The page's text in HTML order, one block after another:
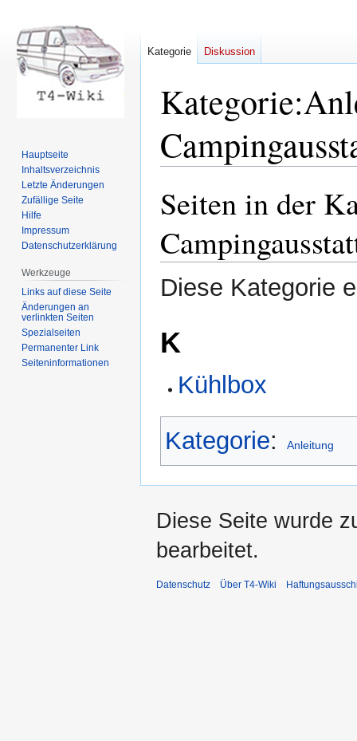
Kategorie:
Navigation
Suche
Seiten in der
Diese Kategorie
K
Kühlbox
Kategorie: Anleitung
Kategorie Diskussion
Hauptseite
Inhaltsverzeichnis
Letzte Änderungen
Zufällige Seite
Hilfe
Impressum
Datenschutzerklärung
Werkzeuge
Links auf diese Seite
Änderungen an
verlinkten Seiten
Spezialseiten
Permanenter Link
Seiten­informationen
Diese Seite wurde
bearbeitet.
Datenschutz Über T4-Wiki